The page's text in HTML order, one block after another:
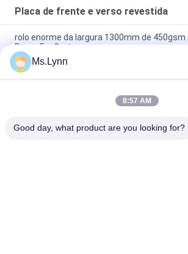
Placa de frente e verso revestida
rolo enorme da largura 1300mm de 450gsm
Paper For Carton
placa frente e verso revestida de
resistência de 250g 325g com Grey Free
140g 170g Imprimível Revestido Branco Top
Ms.Lynn
8:57 AM
Good day, what product are you looking for?